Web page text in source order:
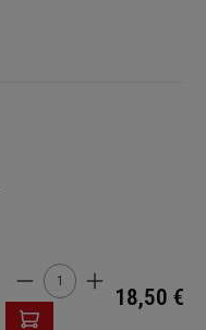
Produkt Anzahl: Gib
18,50 €